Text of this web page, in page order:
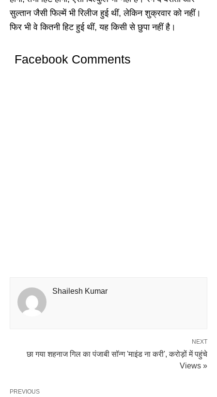
सुल्तान जैसी फिल्में भी रिलीज हुई थीं, लेकिन शुक्रवार को नहीं।
फिर भी वे कितनी हिट हुई थीं, यह किसी से छुपा नहीं है।
Facebook Comments
Shailesh Kumar
NEXT
छा गया शहनाज गिल का पंजाबी सॉन्ग 'माइंड ना करी', करोड़ों में पहुंचे
Views »
PREVIOUS